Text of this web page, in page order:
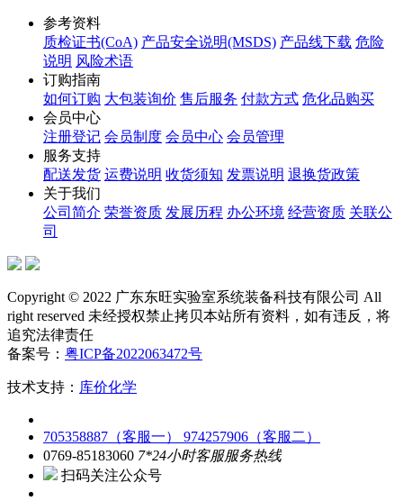
参考资料
质检证书(CoA) 产品安全说明(MSDS) 产品线下载 危险
说明 风险术语
订购指南
如何订购 大包装询价 售后服务 付款方式 危化品购买
会员中心
注册登记 会员制度 会员中心 会员管理
服务支持
配送发货 运费说明 收货须知 发票说明 退换货政策
关于我们
公司简介 荣誉资质 发展历程 办公环境 经营资质 关联公
司
Copyright © 2022 广东东旺实验室系统装备科技有限公司 All
right reserved 未经授权禁止拷贝本站所有资料，如有违反，将
追究法律责任
备案号： 粤ICP备2022063472号
技术支持： 库价化学
705358887（客服一） 974257906（客服二）
0769-85183060 7*24小时客服服务热线
扫码关注公众号